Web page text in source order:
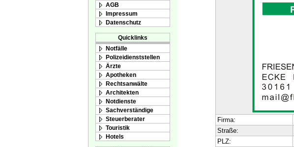
AGB
Impressum
Datenschutz
Quicklinks
Notfälle
Polizeidienststellen
Ärzte
Apotheken
Rechtsanwälte
Architekten
Notdienste
Sachverständige
Steuerberater
Touristik
Hotels
Firma:
Straße:
PLZ: